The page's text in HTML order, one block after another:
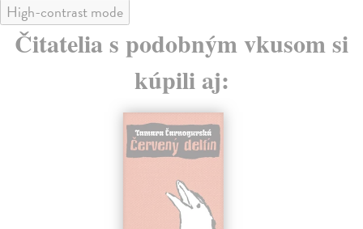
High-contrast mode
Čitatelia s podobným vkusom si
kúpili aj: